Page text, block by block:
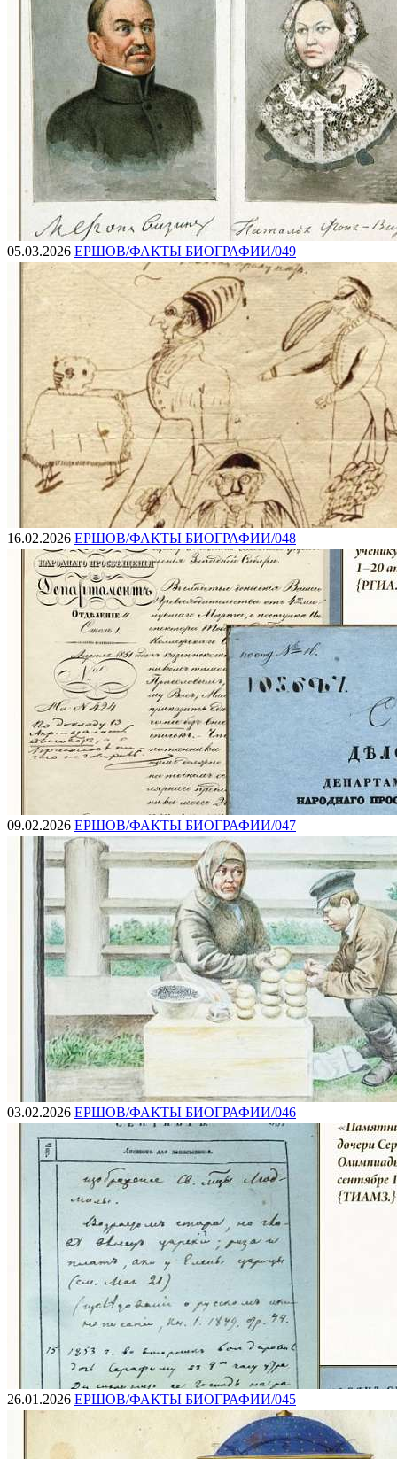
05.03.2026 ЕРШОВ/ФАКТЫ БИОГРАФИИ/049
16.02.2026 ЕРШОВ/ФАКТЫ БИОГРАФИИ/048
09.02.2026 ЕРШОВ/ФАКТЫ БИОГРАФИИ/047
03.02.2026 ЕРШОВ/ФАКТЫ БИОГРАФИИ/046
26.01.2026 ЕРШОВ/ФАКТЫ БИОГРАФИИ/045